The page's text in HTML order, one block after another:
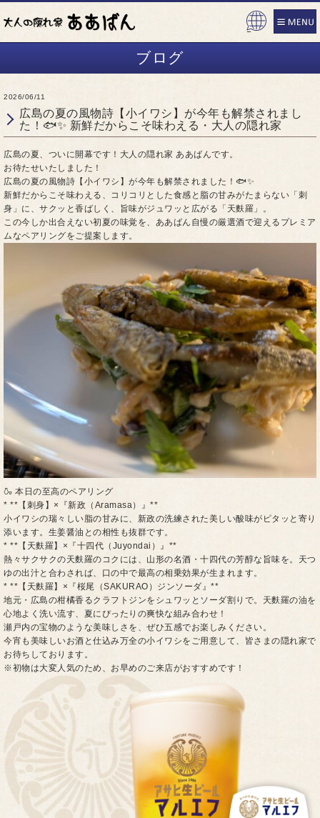
Pow
ブログ
2026/06/11
広島の夏の風物詩【小イワシ】が今年も解禁されまし
た！🐟✨ 新鮮だからこそ味わえる・大人の隠れ家
広島の夏、ついに開幕です！大人の隠れ家 ああばんです。
お待たせいたしました！
広島の夏の風物詩【小イワシ】が今年も解禁されました！🐟✨
新鮮だからこそ味わえる、コリコリとした食感と脂の甘みがたまらない「刺
身」に、サクッと香ばしく、旨味がジュワッと広がる「天麩羅」。
この今しか出合えない初夏の味覚を、ああばん自慢の厳選酒で迎えるプレミア
ムなペアリングをご提案します。
🍶 本日の至高のペアリング
* **【刺身】×『新政（Aramasa）』**
小イワシの瑞々しい脂の甘みに、新政の洗練された美しい酸味がピタッと寄り
添います。生姜醤油との相性も抜群です。
* **【天麩羅】×『十四代（Juyondai）』**
熱々サクサクの天麩羅のコクには、山形の名酒・十四代の芳醇な旨味を。天つ
ゆの出汁と合わされば、口の中で最高の相乗効果が生まれます。
* **【天麩羅】×『桜尾（SAKURAO）ジンソーダ』**
地元・広島の柑橘香るクラフトジンをシュワッとソーダ割りで。天麩羅の油を
心地よく洗い流す、夏にぴったりの爽快な組み合わせ！
瀬戸内の宝物のような美味しさを、ぜひ五感でお楽しみください。
今宵も美味しいお酒と仕込み万全の小イワシをご用意して、皆さまの隠れ家で
お待ちしております。
※初物は大変人気のため、お早めのご来店がおすすめです！